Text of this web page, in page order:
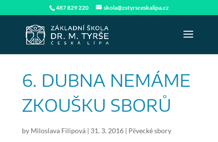
487 829 220 skola@zstyrsceskalipa.cz
6. DUBNA NEMÁME
ZKOUŠKU SBORŮ
by Miloslava Filipová| 31. 3. 2016| Pěvecké sbory